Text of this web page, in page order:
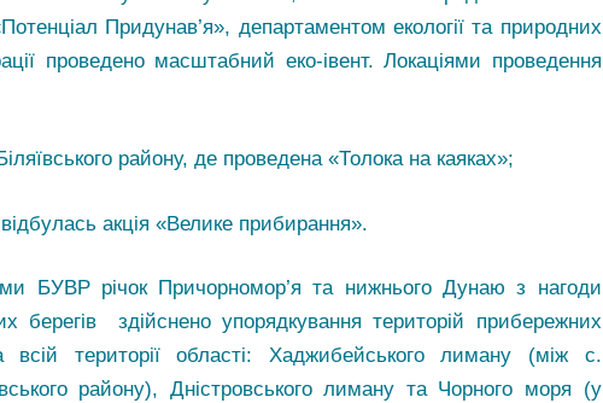
Придунав’я», департаментом екології та природних
проведено масштабний еко-івент. Локаціями проведення
району, де проведена «Толока на каяках»;
акція «Велике прибирання».
БУВР річок Причорномор’я та нижнього Дунаю з нагоди
берегів здійснено упорядкування територій прибережних
всій території області: Хаджибейського лиману (між с.
району), Дністровського лиману та Чорного моря (у